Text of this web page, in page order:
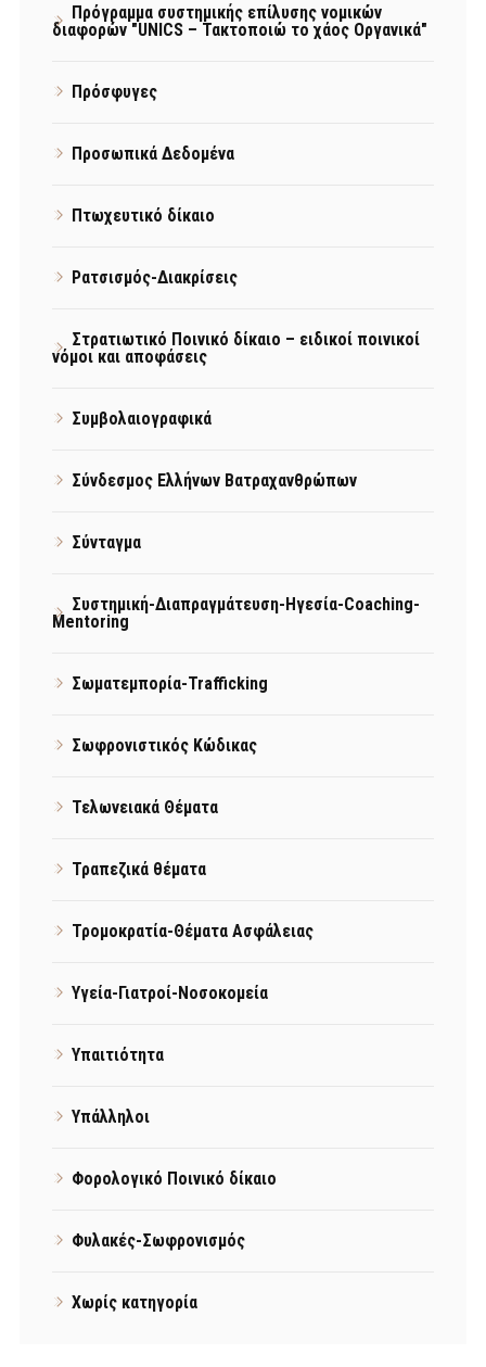
Πρόγραμμα συστημικής επίλυσης νομικών
διαφορών "UNICS – Τακτοποιώ το χάος Οργανικά"
Πρόσφυγες
Προσωπικά Δεδομένα
Πτωχευτικό δίκαιο
Ρατσισμός-Διακρίσεις
Στρατιωτικό Ποινικό δίκαιο – ειδικοί ποινικοί
νόμοι και αποφάσεις
Συμβολαιογραφικά
Σύνδεσμος Ελλήνων Βατραχανθρώπων
Σύνταγμα
Συστημική-Διαπραγμάτευση-Ηγεσία-Coaching-
Mentoring
Σωματεμπορία-Trafficking
Σωφρονιστικός Κώδικας
Τελωνειακά Θέματα
Τραπεζικά θέματα
Τρομοκρατία-Θέματα Ασφάλειας
Υγεία-Γιατροί-Νοσοκομεία
Υπαιτιότητα
Υπάλληλοι
Φορολογικό Ποινικό δίκαιο
Φυλακές-Σωφρονισμός
Χωρίς κατηγορία